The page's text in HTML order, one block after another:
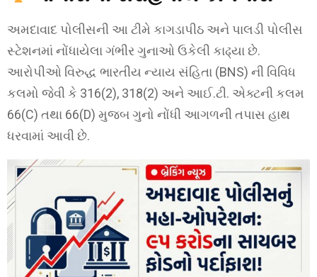
અમદાવાદ પોલીસની આ ટીમે કાગડાપીઠ અને પાલડી પોલીસ
સ્ટેશનમાં નોંધાયેલા ગંભીર ગુનાઓ ઉકેલી કાઢ્યા છે.
આરોપીઓ વિરુદ્ધ ભારતીય ન્યાય સંહિતા (BNS) ની વિવિધ
કલમો જેવી કે 316(2), 318(2) અને આઈ.ટી. એક્ટની કલમ
66(C) તથા 66(D) મુજબ ગુનો નોંધી આગળની તપાસ હાથ
ધરવામાં આવી છે.